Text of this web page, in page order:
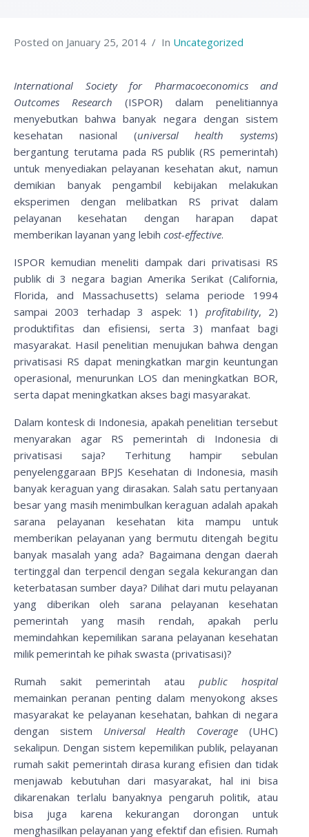
Posted on January 25, 2014 In Uncategorized
International Society for Pharmacoeconomics and
Outcomes Research (ISPOR) dalam penelitiannya
menyebutkan bahwa banyak negara dengan sistem
kesehatan nasional (universal health systems)
bergantung terutama pada RS publik (RS pemerintah)
untuk menyediakan pelayanan kesehatan akut, namun
demikian banyak pengambil kebijakan melakukan
eksperimen dengan melibatkan RS privat dalam
pelayanan kesehatan dengan harapan dapat
memberikan layanan yang lebih cost-effective.
ISPOR kemudian meneliti dampak dari privatisasi RS
publik di 3 negara bagian Amerika Serikat (California,
Florida, and Massachusetts) selama periode 1994
sampai 2003 terhadap 3 aspek: 1) profitability, 2)
produktifitas dan efisiensi, serta 3) manfaat bagi
masyarakat. Hasil penelitian menujukan bahwa dengan
privatisasi RS dapat meningkatkan margin keuntungan
operasional, menurunkan LOS dan meningkatkan BOR,
serta dapat meningkatkan akses bagi masyarakat.
Dalam kontesk di Indonesia, apakah penelitian tersebut
menyarakan agar RS pemerintah di Indonesia di
privatisasi saja? Terhitung hampir sebulan
penyelenggaraan BPJS Kesehatan di Indonesia, masih
banyak keraguan yang dirasakan. Salah satu pertanyaan
besar yang masih menimbulkan keraguan adalah apakah
sarana pelayanan kesehatan kita mampu untuk
memberikan pelayanan yang bermutu ditengah begitu
banyak masalah yang ada? Bagaimana dengan daerah
tertinggal dan terpencil dengan segala kekurangan dan
keterbatasan sumber daya? Dilihat dari mutu pelayanan
yang diberikan oleh sarana pelayanan kesehatan
pemerintah yang masih rendah, apakah perlu
memindahkan kepemilikan sarana pelayanan kesehatan
milik pemerintah ke pihak swasta (privatisasi)?
Rumah sakit pemerintah atau public hospital
memainkan peranan penting dalam menyokong akses
masyarakat ke pelayanan kesehatan, bahkan di negara
dengan sistem Universal Health Coverage (UHC)
sekalipun. Dengan sistem kepemilikan publik, pelayanan
rumah sakit pemerintah dirasa kurang efisien dan tidak
menjawab kebutuhan dari masyarakat, hal ini bisa
dikarenakan terlalu banyaknya pengaruh politik, atau
bisa juga karena kekurangan dorongan untuk
menghasilkan pelayanan yang efektif dan efisien. Rumah